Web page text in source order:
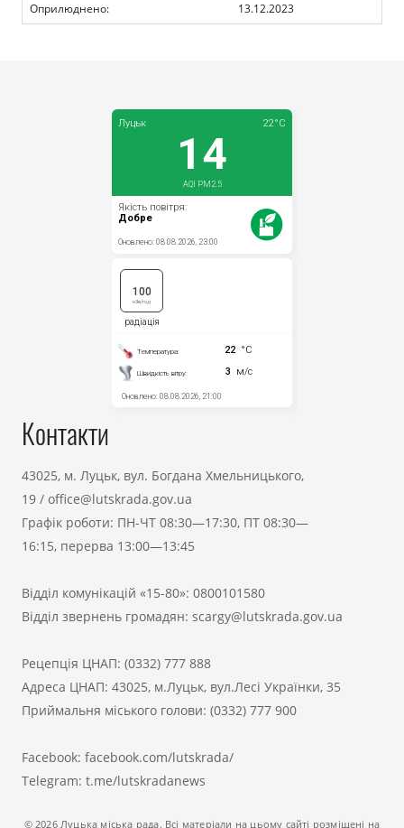
Оприлюднено: 13.12.2023
Контакти
43025, м. Луцьк, вул. Богдана Хмельницького,
19 / office@lutskrada.gov.ua
Графік роботи: ПН-ЧТ 08:30—17:30, ПТ 08:30—
16:15, перерва 13:00—13:45
Відділ комунікацій «15-80»: 0800101580
Відділ звернень громадян: scargy@lutskrada.gov.ua
Рецепція ЦНАП: (0332) 777 888
Адреса ЦНАП: 43025, м.Луцьк, вул.Лесі Українки, 35
Приймальня міського голови: (0332) 777 900
Facebook: facebook.com/lutskrada/
Telegram: t.me/lutskradanews
© 2026 Луцька міська рада. Всі матеріали на цьому сайті розміщені на